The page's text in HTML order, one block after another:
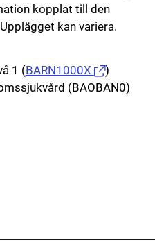
kopplat till den
kan variera.
1 (BARN1000X
)
(BAOBAN0)